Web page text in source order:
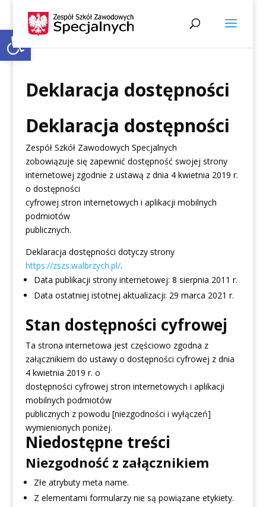
Open toolbar
Deklaracja dostępności
Deklaracja dostępności
Zespół Szkół Zawodowych Specjalnych
zobowiązuje się zapewnić dostępność swojej strony
internetowej zgodnie z ustawą z dnia 4 kwietnia 2019 r.
o dostępności
cyfrowej stron internetowych i aplikacji mobilnych
podmiotów
publicznych.
Deklaracja dostępności dotyczy strony
https://zszs.walbrzych.pl/.
Data publikacji strony internetowej: 8 sierpnia 2011 r.
Data ostatniej istotnej aktualizacji: 29 marca 2021 r.
Stan dostępności cyfrowej
Ta strona internetowa jest częściowo zgodna z
załącznikiem do ustawy o dostępności cyfrowej z dnia
4 kwietnia 2019 r. o
dostępności cyfrowej stron internetowych i aplikacji
mobilnych podmiotów
publicznych z powodu [niezgodności i wyłączeń]
wymienionych poniżej.
Niedostępne treści
Niezgodność z załącznikiem
Złe atrybuty meta name.
Z elementami formularzy nie są powiązane etykiety.